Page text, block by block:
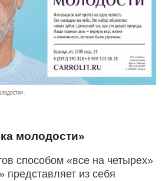
молодости»
способом «все на четырех»
представляет из себя